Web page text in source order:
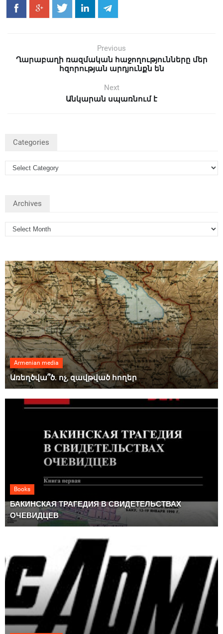
Previous
Ղարաբաղի ռազմական հաջողությունները մեր
հզորության արդյունքն են
Next
Անկարան սպառնում է
Categories
Archives
Armenian media
Առեղծվա՞ծ. ոչ, զավթված հողեր
Books
БАКИНСКАЯ ТРАГЕДИЯ В СВИДЕТЕЛЬСТВАХ
ОЧЕВИДЦЕВ